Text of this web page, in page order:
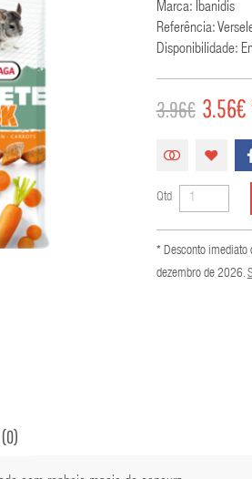
Marca: Ibanidis
Referência:
Disponibilidade:
3.96€
Qtd
* Desconto imediato
dezembro de 2026.
(0)